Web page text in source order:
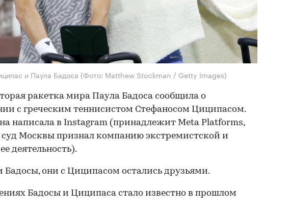
и Паула Бадоса (Фото: Matthew Stockman / Getty Images)
ракетка мира Паула Бадоса сообщила о
с греческим теннисистом Стефаносом Циципасом.
написала в Instagram (принадлежит Meta Platforms,
суд Москвы признал компанию экстремистской и
деятельность).
Бадосы, они с Циципасом остались друзьями.
Бадосы и Циципаса стало известно в прошлом